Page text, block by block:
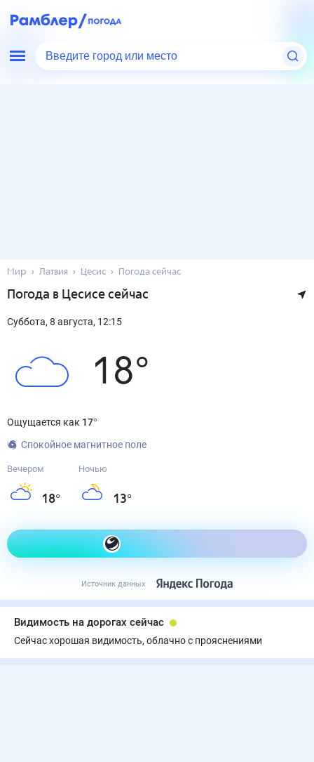
Введите город или место
Мир Латвия Цесис Погода сейчас
Погода в Цесисе сейчас
Суббота, 8 августа, 12:15
18°
Ощущается как 17°
Спокойное магнитное поле
Вечером
18°
Ночью
13°
Как одеться сегодня
Источник данных
Видимость на дорогах сейчас
Сейчас хорошая видимость, облачно с прояснениями